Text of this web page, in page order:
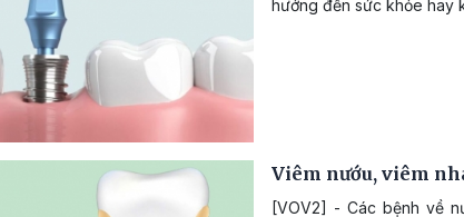
hưởng đến sức khỏe hay
Viêm nướu, viêm
[VOV2] - Các bệnh về